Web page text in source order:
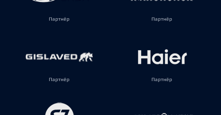
Партнёр Партнёр
Партнёр Партнёр